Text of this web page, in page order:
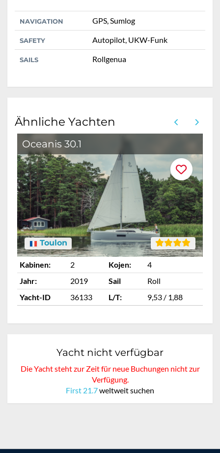
NAVIGATION GPS, Sumlog
SAFETY Autopilot, UKW-Funk
SAILS Rollgenua
Ähnliche Yachten
Oceanis 30.1
Toulon
Kabinen: 2 Kojen:
4
Jahr:
2019 Sail
Roll
Yacht-ID
36133 L/T: 9,53 / 1,88
Yacht nicht verfügbar
Die Yacht steht zur Zeit für neue Buchungen nicht zur
Verfügung.
First 21.7weltweit suchen